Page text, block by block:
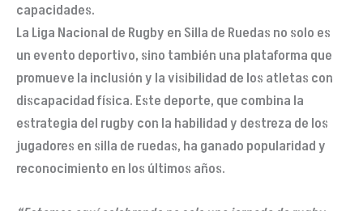
capacidades.
La Liga Nacional de Rugby en Silla de Ruedas no solo es
un evento deportivo, sino también una plataforma que
promueve la inclusión y la visibilidad de los atletas con
discapacidad física. Este deporte, que combina la
estrategia del rugby con la habilidad y destreza de los
jugadores en silla de ruedas, ha ganado popularidad y
reconocimiento en los últimos años.